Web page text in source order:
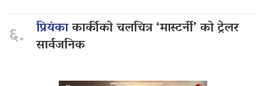
६. प्रियंकाकार्कीको चलचित्र ‘मास्टर्नी’ को ट्रेलर
सार्वजनिक